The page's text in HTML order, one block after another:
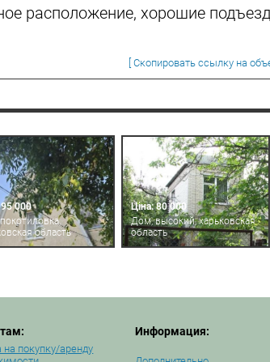
расположение, хорошие
[ Скопировать ссылку на
95 000
область
Ціна: 80 000
Дом, высокий, харьковская
область
на покупку/аренду
Информация: